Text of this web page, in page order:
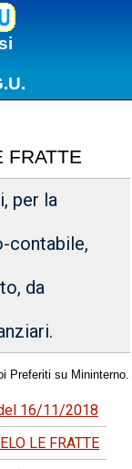
FRATTE
per la
contabile,
da
Preferiti su Mininterno.
16/11/2018
LE FRATTE